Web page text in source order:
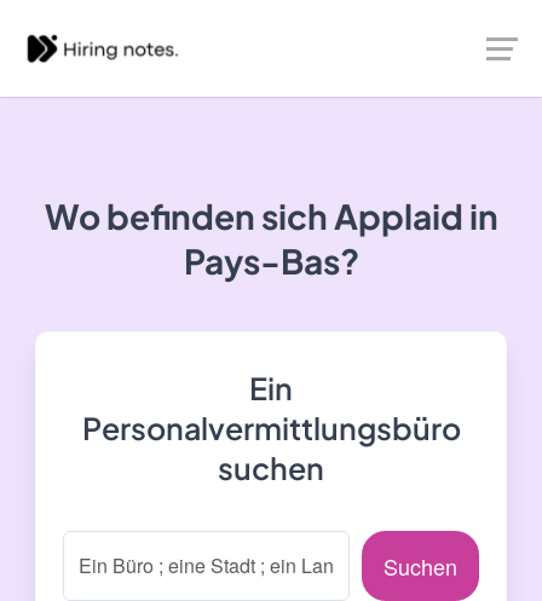
Wo befinden sich Applaid in
Pays-Bas?
Ein
Personalvermittlungsbüro
suchen
Suchen